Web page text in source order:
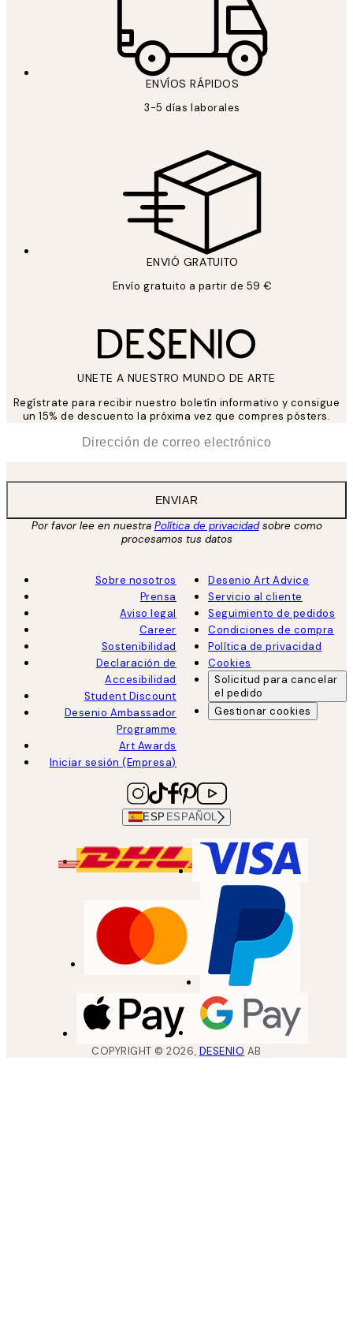
ENVÍOS RÁPIDOS
3-5 días laborales
ENVIÓ GRATUITO
Envío gratuito a partir de 59 €
UNETE A NUESTRO MUNDO DE ARTE
Regístrate para recibir nuestro boletín informativo y consigue
un 15% de descuento la próxima vez que compres pósters.
ENVIAR
Por favor lee en nuestra Política de privacidadsobre como
procesamos tus datos
Sobre nosotros
Prensa
Aviso legal
Career
Sostenibilidad
Declaración de
Accesibilidad
Student Discount
Desenio Ambassador
Programme
Art Awards
Iniciar sesión (Empresa)
Desenio Art Advice
Servicio al cliente
Seguimiento de pedidos
Condiciones de compra
Política de privacidad
Cookies
Solicitud para cancelar
el pedido
Gestionar cookies
ESP ESPAÑOL
COPYRIGHT ©2026, DESENIO AB